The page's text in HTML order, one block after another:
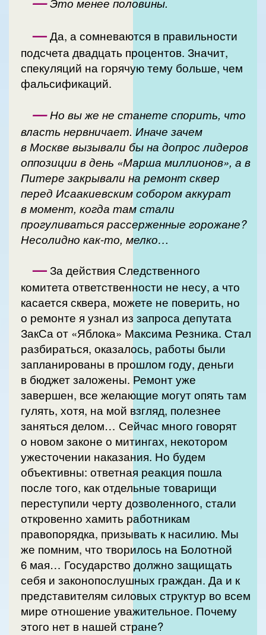
Это менее половины.
—Да, а сомневаются в правильности
подсчета двадцать процентов. Значит,
спекуляций на горячую тему больше, чем
фальсификаций.
—Но вы же не станете спорить, что
власть нервничает. Иначе зачем
в Москве вызывали бы на допрос лидеров
оппозиции в день «Марша миллионов», а в
Питере закрывали на ремонт сквер
перед Исаакиевским собором аккурат
в момент, когда там стали
прогуливаться рассерженные горожане?
Несолидно как-то, мелко…
—За действия Следственного
комитета ответственности не несу, а что
касается сквера, можете не поверить, но
о ремонте я узнал из запроса депутата
ЗакСа от «Яблока» Максима Резника. Стал
разбираться, оказалось, работы были
запланированы в прошлом году, деньги
в бюджет заложены. Ремонт уже
завершен, все желающие могут опять там
гулять, хотя, на мой взгляд, полезнее
заняться делом… Сейчас много говорят
о новом законе о митингах, некотором
ужесточении наказания. Но будем
объективны: ответная реакция пошла
после того, как отдельные товарищи
переступили черту дозволенного, стали
откровенно хамить работникам
правопорядка, призывать к насилию. Мы
же помним, что творилось на Болотной
6 мая… Государство должно защищать
себя и законопослушных граждан. Да и к
представителям силовых структур во всем
мире отношение уважительное. Почему
этого нет в нашей стране?